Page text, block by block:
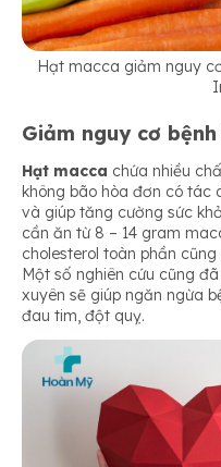
Hạt macca giảm nguy
Giảm nguy cơ
Hạt macca chứa nhiều
không bão hòa đơn có tác
và giúp tăng cường sức
cần ăn từ 8 – 14 gram
cholesterol toàn phần
Một số nghiên cứu cũng
xuyên sẽ giúp ngăn ngừa
đau tim, đột quỵ.